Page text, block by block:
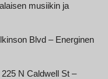
musiikin ja
Blvd – Energinen
225 N Caldwell St –